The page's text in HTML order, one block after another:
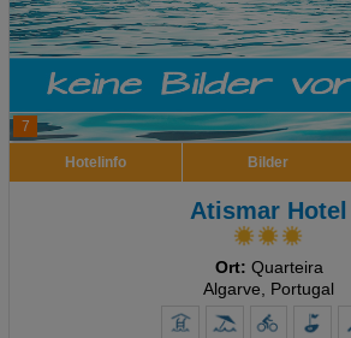
7
Hotelinfo Bilder
Atismar Hotel
Ort: Quarteira
Algarve, Portugal